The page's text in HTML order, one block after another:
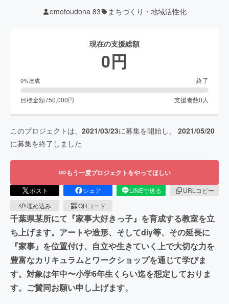
emotoudona 83 まちづくり・地域活性化
現在の支援総額
0円
0%達成 終了
目標金額750,000円 支援者数0 人
このプロジェクトは、 2021/03/23に募集を開始し、 2021/05/20
に募集を終了しました
もう一度プロジェクトをやってほしい
ポスト シェア LINEで送る
URLコピー
埋め込み
QRコード
千葉県某所にて『家事大好きっ子』を育成する教室を立
ち上げます。アートや造形、そしてdiy等、その延長に
『家事』を位置付け、自立や生きていく上で大切な力を
豊富なカリキュラムとワークショップを通じて学びま
す。対象は年中〜小学6年生くらい迄を想定しておりま
す。ご賛同お願い申し上げます。